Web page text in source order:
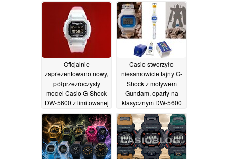
Oficjalnie
zaprezentowano nowy,
półprzezroczysty
model Casio G-Shock
DW-5600 z limitowanej
edycji18/06/2026
Casio stworzyło
niesamowicie fajny G-
Shock z motywem
Gundam, oparty na
klasycznym DW-5600
05/06/2026